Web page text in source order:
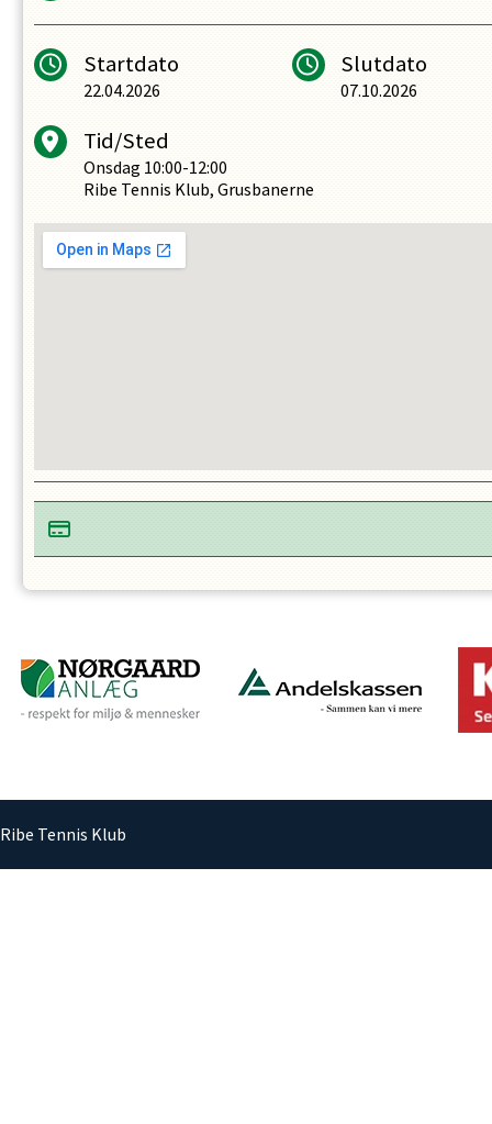
OPRET EN PROFIL
Startdato
22.04.2026
Slutdato
07.10.2026
Tid/Sted
Onsdag 10:00-12:00
Ribe Tennis Klub, Grusbanerne
Ribe Tennis Klub